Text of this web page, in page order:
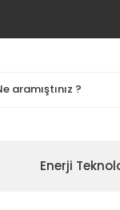
Enerji